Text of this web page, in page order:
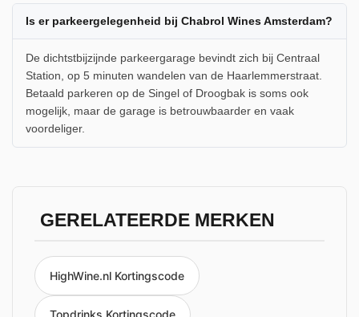
Is er parkeergelegenheid bij Chabrol Wines Amsterdam?
De dichtstbijzijnde parkeergarage bevindt zich bij Centraal
Station, op 5 minuten wandelen van de Haarlemmerstraat.
Betaald parkeren op de Singel of Droogbak is soms ook
mogelijk, maar de garage is betrouwbaarder en vaak
voordeliger.
GERELATEERDE MERKEN
HighWine.nl Kortingscode